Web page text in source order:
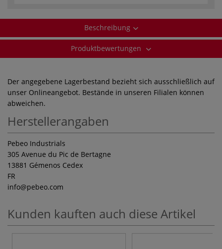
Beschreibung
Produktbewertungen
Der angegebene Lagerbestand bezieht sich ausschließlich auf
unser Onlineangebot. Bestände in unseren Filialen können
abweichen.
Herstellerangaben
Pebeo Industrials
305 Avenue du Pic de Bertagne
13881 Gémenos Cedex
FR
info@pebeo.com
Kunden kauften auch diese Artikel